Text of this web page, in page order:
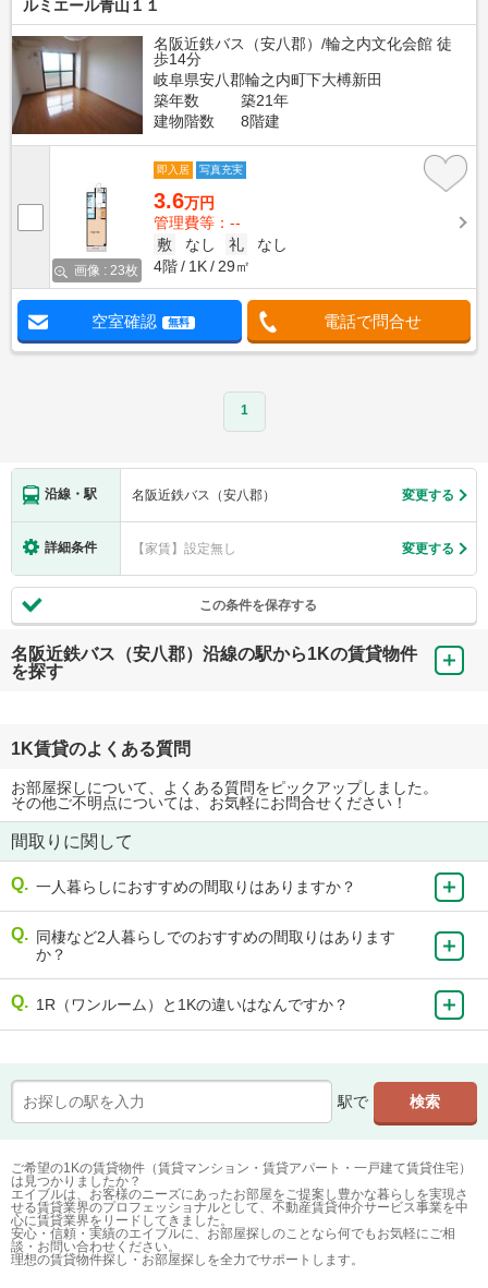
ルミエール青山１１
名阪近鉄バス（安八郡）/輪之内文化会館 徒
歩14分
岐阜県安八郡輪之内町下大榑新田
築年数
築21年
建物階数
8階建
画像 : 23枚
即入居 写真充実
3.6万円
管理費等：--
敷
なし 礼
なし
4階
1K 29㎡
空室確認 無料 電話で問合せ
1
沿線・駅 名阪近鉄バス（安八郡） 変更する
詳細条件 【家賃】設定無し 変更する
この条件を保存する
名阪近鉄バス（安八郡）沿線の駅から1Kの賃貸物件
を探す
1K賃貸のよくある質問
お部屋探しについて、よくある質問をピックアップしました。
その他ご不明点については、お気軽にお問合せください！
間取りに関して
一人暮らしにおすすめの間取りはありますか？
同棲など2人暮らしでのおすすめの間取りはあります
か？
1R（ワンルーム）と1Kの違いはなんですか？
駅で
ご希望の1Kの賃貸物件（賃貸マンション・賃貸アパート・一戸建て賃貸住宅）
は見つかりましたか？
エイブルは、お客様のニーズにあったお部屋をご提案し豊かな暮らしを実現さ
せる賃貸業界のプロフェッショナルとして、不動産賃貸仲介サービス事業を中
心に賃貸業界をリードしてきました。
安心・信頼・実績のエイブルに、お部屋探しのことなら何でもお気軽にご相
談・お問い合わせください。
理想の賃貸物件探し・お部屋探しを全力でサポートします。